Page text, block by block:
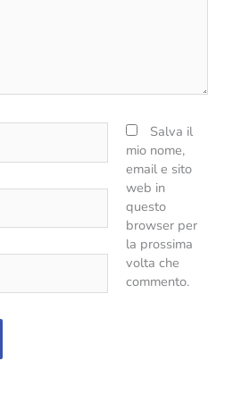
Salva il
mio nome,
email e sito
web in
questo
browser per
la prossima
volta che
commento.